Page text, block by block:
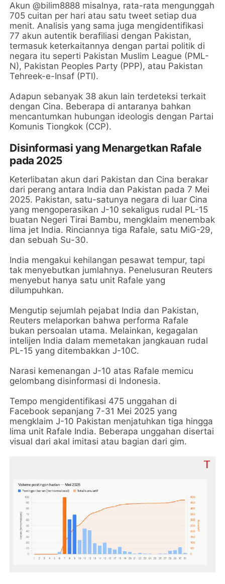
Akun @bilim8888 misalnya, rata-rata mengunggah
705 cuitan per hari atau satu tweet setiap dua
menit. Analisis yang sama juga mengidentifikasi
77 akun autentik berafiliasi dengan Pakistan,
termasuk keterkaitannya dengan partai politik di
negara itu seperti Pakistan Muslim League (PML-
N), Pakistan Peoples Party (PPP), atau Pakistan
Tehreek-e-Insaf (PTI).
Adapun sebanyak 38 akun lain terdeteksi terkait
dengan Cina. Beberapa di antaranya bahkan
mencantumkan hubungan ideologis dengan Partai
Komunis Tiongkok (CCP).
Disinformasi yang Menargetkan Rafale
pada 2025
Keterlibatan akun dari Pakistan dan Cina berakar
dari perang antara India dan Pakistan pada 7 Mei
2025. Pakistan, satu-satunya negara di luar Cina
yang mengoperasikan J-10 sekaligus rudal PL-15
buatan Negeri Tirai Bambu, mengklaim menembak
lima jet India. Rinciannya tiga Rafale, satu MiG-29,
dan sebuah Su-30.
India mengakui kehilangan pesawat tempur, tapi
tak menyebutkan jumlahnya. Penelusuran Reuters
menyebut hanya satu unit Rafale yang
dilumpuhkan.
Mengutip sejumlah pejabat India dan Pakistan,
Reuters melaporkan bahwa performa Rafale
bukan persoalan utama. Melainkan, kegagalan
intelijen India dalam memetakan jangkauan rudal
PL-15 yang ditembakkan J-10C.
Narasi kemenangan J-10 atas Rafale memicu
gelombang disinformasi di Indonesia.
Tempo mengidentifikasi 475 unggahan di
Facebook sepanjang 7-31 Mei 2025 yang
mengklaim J-10 Pakistan menjatuhkan tiga hingga
lima unit Rafale India. Beberapa unggahan disertai
visual dari akal imitasi atau bagian dari gim.